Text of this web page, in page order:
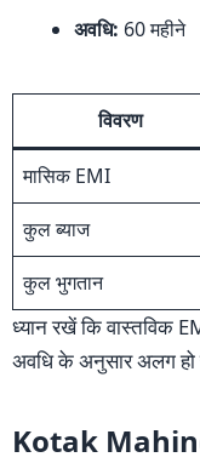
अवधि: 60 महीने
विवरण
मासिक EMI
कुल ब्याज
कुल भुगतान
ध्यान रखें कि वास्तविक
अवधि के अनुसार अलग
Kotak